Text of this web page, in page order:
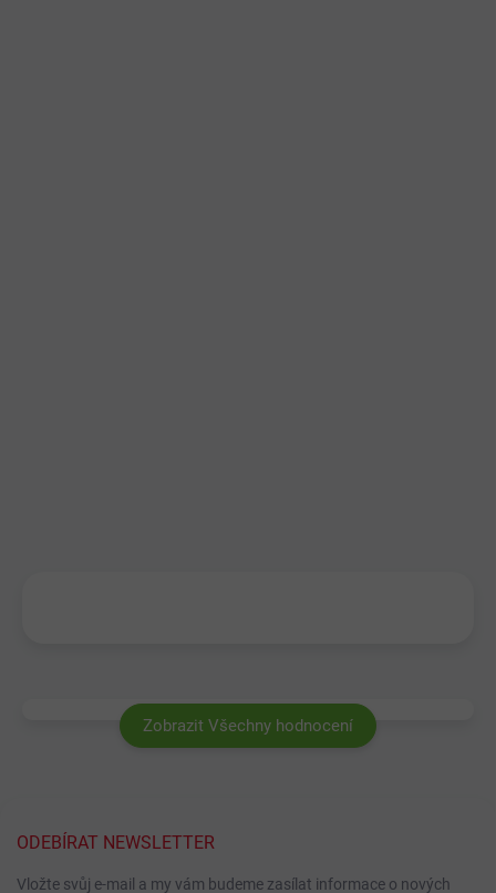
Zobrazit Všechny hodnocení
ODEBÍRAT NEWSLETTER
Vložte svůj e-mail a my vám budeme zasílat informace o nových